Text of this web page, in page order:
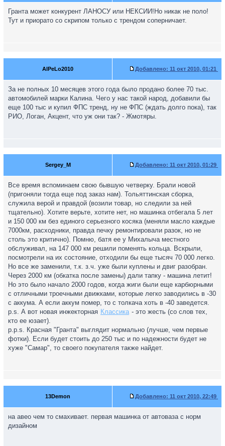
Гранта может конкурент ЛАНОСУ или НЕКСИИ!Но никак не поло!
Тут и приорато со скрипом только с трендом соперничает.
AlPeLo2010 Добавлено: 11 окт 2010, 01:21
За не полных 10 месяцев этого года было продано более 70 тыс.
автомобилей марки Калина. Чего у нас такой народ, добавили бы
еще 100 тыс и купил ФПС тренд, ну не ФПС (ждать долго пока), так
РИО, Логан, Акцент, что уж они так? - Жмотяры.
Sergey_M Добавлено: 11 окт 2010, 01:29
Все время вспоминаем свою бывшую четверку. Брали новой
(пригоняли тогда еще под заказ нам). Тольяттинская сборка,
служила верой и правдой (возили товар, но следили за ней
тщательно). Хотите верьте, хотите нет, но машинка отбегала 5 лет
и 150 000 км без единого серьезного косяка (меняли масло каждые
7000км, расходники, правда печку ремонтировали разок, но не
столь это критично). Помню, батя ее у Михалыча местного
обслуживал, на 147 000 км решили поменять кольца. Вскрыли,
посмотрели на их состояние, отходили бы еще тысяч 70 000 легко.
Но все же заменили, т.к. з.ч. уже были куплены и двиг разобран.
Через 2000 км (обкатка после замены) дали тапку - машина летит!
Но это было начало 2000 годов, когда жиги были еще карбюрными
с отличными троечными движками, которые легко заводились в -30
с аккума. А если аккум помер, то с толкача хоть в -40 заведется.
p.s. А вот новая инжекторная Классика - это жесть (со слов тех,
кто ее юзает).
p.p.s. Красная "Гранта" выглядит нормально (лучше, чем первые
фотки). Если будет стоить до 250 тыс и по надежности будет не
хуже "Самар", то своего покупателя также найдет.
13Demon Добавлено: 11 окт 2010, 22:49
на авео чем то смахивает. первая машинка от автоваза с норм
дизайном